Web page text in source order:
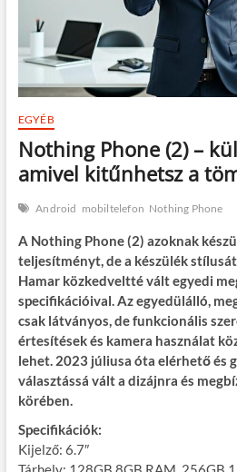
EGYÉB
Nothing Phone (2) –
amivel kitűnhetsz a
Android mobiltelefon Nothing Phone
A Nothing Phone (2) azoknak
teljesítményt, de a készülék
Hamar közkedveltté vált egyedi
specifikációival. Az egyedülálló,
csak látványos, de funkcionális
értesítések és kamera használat
lehet. 2023 júliusa óta elérhető és
választássá vált a dizájnra és
körében.
Specifikációk:
Kijelző: 6.7″